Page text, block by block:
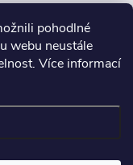
pohodlné
webu neustále
Více informací
práva vyhrazena.